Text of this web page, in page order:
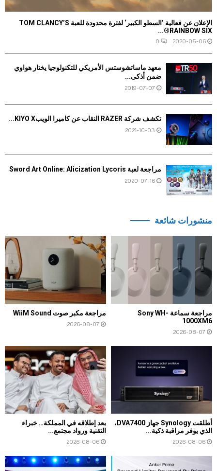
الإعلان عن فعالية ’السطو الكبير‘ لفترة محدودة للعبة TOM CLANCY’S
RAINBOW SIX®...
2020-05-06
0
معهد ماساتشوستس الأمريكي للتكنولوجيا يختار هواوي
ضمن أذكى...
2019-07-07
تكشف شركة RAZER النقاب عن كاميرا الويبKIYO X...
2021-10-03
مراجعة لعبة Sword Art Online: Alicization Lycoris
2020-07-16
منشورات شائعة
مراجعة سماعة Sony WH-
1000XM6
2026-08-07
مراجعة مكبر صوت WiiM Sound
2026-08-07
أطلقت Synology جهاز DVA7400،
الذي يوفر مراقبة ذكية...
2026-08-06
بعد إطلاقه في المملكة… خبراء
التقنية ورواد مجتمع...
2026-08-06